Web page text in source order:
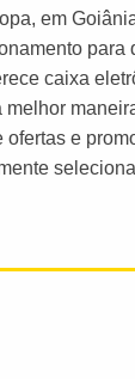
em
para
caixa
e